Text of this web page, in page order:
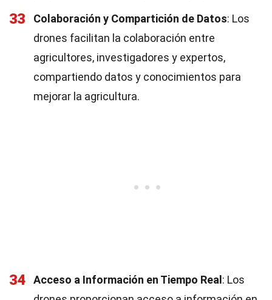
33 Colaboración y Compartición de Datos: Los
drones facilitan la colaboración entre
agricultores, investigadores y expertos,
compartiendo datos y conocimientos para
mejorar la agricultura.
34 Acceso a Información en Tiempo Real : Los